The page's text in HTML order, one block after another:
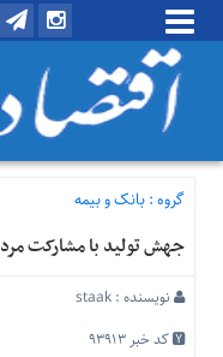
منوی
تماس
درباره
منوی
اصلی
گروه :بانک و بیمه
جهش تولید با مشارکت
نویسنده :staak
کد خبر 93913